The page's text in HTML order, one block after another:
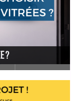
?
bien au
?